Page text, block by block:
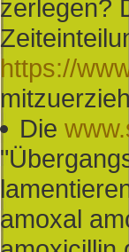
zerlegen?
https://
Die
amoxal